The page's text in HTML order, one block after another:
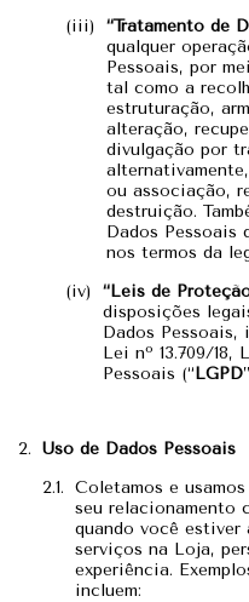
“Tratamento de
qualquer
Pessoais, por
tal como a
estruturação,
alteração,
divulgação por
ou associação,
destruição.
Dados Pessoais
nos termos da
“Leis de
disposições
Dados Pessoais,
Lei nº 13.709/
Pessoais (“LGPD
Uso de Dados Pessoais
Coletamos e
seu relacionamento
quando você
serviços na Loja,
experiência.
incluem: